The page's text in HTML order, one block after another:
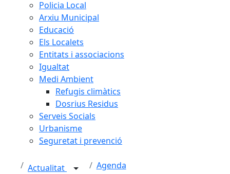
Policia Local
Arxiu Municipal
Educació
Els Localets
Entitats i associacions
Igualtat
Medi Ambient
Refugis climàtics
Dosrius Residus
Serveis Socials
Urbanisme
Seguretat i prevenció
Actualitat Agenda